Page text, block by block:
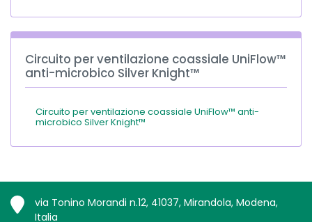
Circuito per ventilazione coassiale UniFlow™
anti-microbico Silver Knight™
Circuito per ventilazione coassiale UniFlow™ anti-
microbico Silver Knight™
via Tonino Morandi n.12, 41037, Mirandola, Modena,
Italia